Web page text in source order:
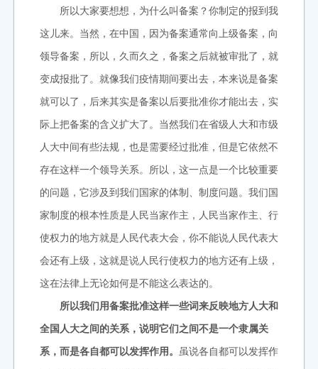
所以大家要想想，为什么叫备案？你制定的报到我
这儿来。当然，在中国，因为备案通常向上级备案，向
领导备案，所以，久而久之，备案之后就被审批了，就
变成报批了。就像我们疫情期间要出去，本来说是备案
就可以了，后来其实是备案以后要批准你才能出去，实
际上把备案的含义扩大了。当然我们在省级人大和市级
人大中间有些法规，也是需要经过批准，但是它依然不
存在这样一个领导关系。所以，这一点是一个比较重要
的问题，它涉及到我们国家的体制、制度问题。我们国
家制度的根本性质是人民当家作主，人民当家作主、行
使权力的地方就是人民代表大会，你不能说人民代表大
会还有上级，这就是说人民行使权力的地方还有上级，
这在法律上无论如何是不能这么表达的。
所以我们用备案批准这样一些词来反映地方人大和
全国人大之间的关系，说明它们之间不是一个隶属关
系，而是各自都可以发挥作用。 虽说各自都可以发挥作